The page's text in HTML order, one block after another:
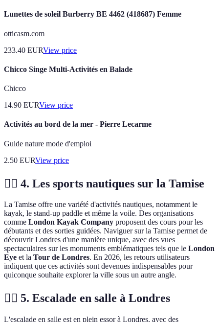
Lunettes de soleil Burberry BE 4462 (418687) Femme
otticasm.com
233.40 EURView price
Chicco Singe Multi-Activités en Balade
Chicco
14.90 EURView price
Activités au bord de la mer - Pierre Lecarme
Guide nature mode d'emploi
2.50 EURView price
🚣‍♀️ 4. Les sports nautiques sur la Tamise
La Tamise offre une variété d'activités nautiques, notamment le
kayak, le stand-up paddle et même la voile. Des organisations
comme London Kayak Company proposent des cours pour les
débutants et des sorties guidées. Naviguer sur la Tamise permet de
découvrir Londres d'une manière unique, avec des vues
spectaculaires sur les monuments emblématiques tels que le London
Eye et la Tour de Londres. En 2026, les retours utilisateurs
indiquent que ces activités sont devenues indispensables pour
quiconque souhaite explorer la ville sous un autre angle.
🧗‍♂️ 5. Escalade en salle à Londres
L'escalade en salle est en plein essor à Londres, avec des